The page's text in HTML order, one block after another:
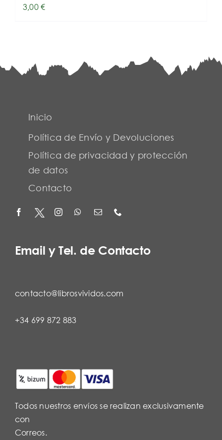
3,00€
Inicio
Política de Envío y Devoluciones
Política de privacidad y protección
de datos
Contacto
Email y Tel. de Contacto
contacto@librosvividos.com
+34 699 872 883
Todos nuestros envíos se realizan exclusivamente
con
Correos.